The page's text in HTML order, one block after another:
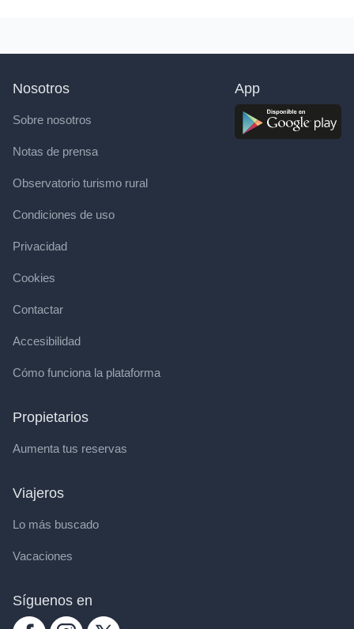
Nosotros
Sobre nosotros
Notas de prensa
Observatorio turismo rural
Condiciones de uso
Privacidad
Cookies
Contactar
Accesibilidad
Cómo funciona la plataforma
Propietarios
Aumenta tus reservas
Viajeros
Lo más buscado
Vacaciones
App
Síguenos en